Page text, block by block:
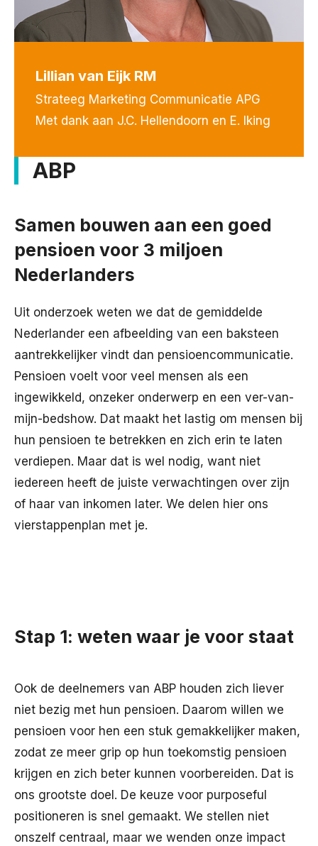
Lillian van Eijk RM
Strateeg Marketing Communicatie APG
Met dank aan J.C. Hellendoorn en E. Iking
ABP
Samen bouwen aan een goed
pensioen voor 3 miljoen
Nederlanders
Uit onderzoek weten we dat de gemiddelde
Nederlander een afbeelding van een baksteen
aantrekkelijker vindt dan pensioencommunicatie.
Pensioen voelt voor veel mensen als een
ingewikkeld, onzeker onderwerp en een ver-van-
mijn-bedshow. Dat maakt het lastig om mensen bij
hun pensioen te betrekken en zich erin te laten
verdiepen. Maar dat is wel nodig, want niet
iedereen heeft de juiste verwachtingen over zijn
of haar van inkomen later. We delen hier ons
vierstappenplan met je.
Stap 1: weten waar je voor staat
Ook de deelnemers van ABP houden zich liever
niet bezig met hun pensioen. Daarom willen we
pensioen voor hen een stuk gemakkelijker maken,
zodat ze meer grip op hun toekomstig pensioen
krijgen en zich beter kunnen voorbereiden. Dat is
ons grootste doel. De keuze voor purposeful
positioneren is snel gemaakt. We stellen niet
onszelf centraal, maar we wenden onze impact